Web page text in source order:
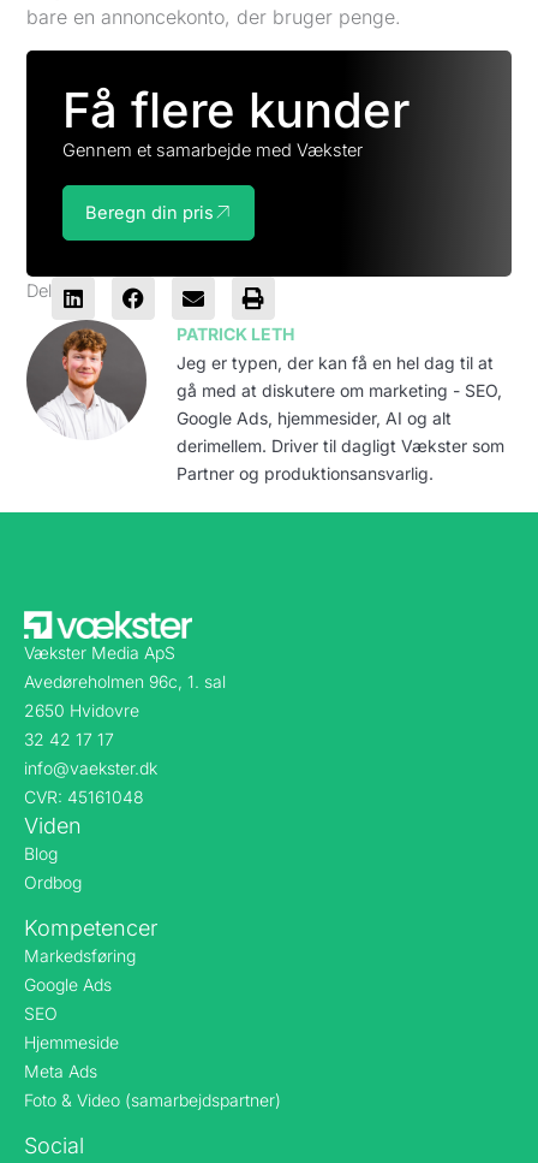
bare en annoncekonto, der bruger penge.
Få flere kunder
Gennem et samarbejde med Vækster
Beregn din pris
Del
PATRICK LETH
Jeg er typen, der kan få en hel dag til at
gå med at diskutere om marketing - SEO,
Google Ads, hjemmesider, AI og alt
derimellem. Driver til dagligt Vækster som
Partner og produktionsansvarlig.
Vækster Media ApS
Avedøreholmen 96c, 1. sal
2650 Hvidovre
32 42 17 17
info@vaekster.dk
CVR: 45161048
Viden
Blog
Ordbog
Kompetencer
Markedsføring
Google Ads
SEO
Hjemmeside
Meta Ads
Foto & Video (samarbejdspartner)
Social